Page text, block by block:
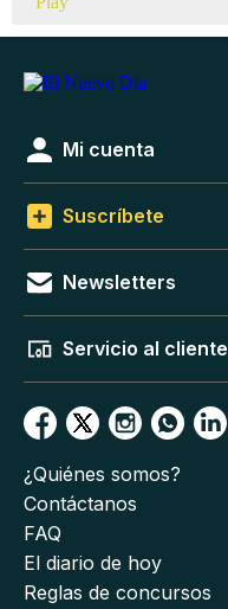
Mi cuenta
Suscríbete
Newsletters
Servicio al cliente
¿Quiénes somos?
Contáctanos
FAQ
El diario de hoy
Reglas de concursos